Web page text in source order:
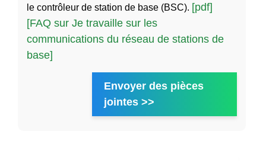
le contrôleur de station de base (BSC). [pdf]
[FAQ sur Je travaille sur les
communications du réseau de stations de
base]
Envoyer des pièces
jointes >>